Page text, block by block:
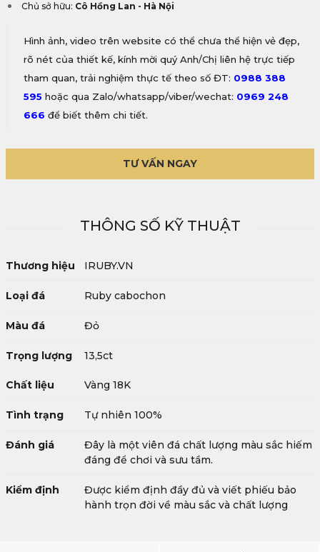
Chủ sở hữu: Cô Hồng Lan - Hà Nội
Hình ảnh, video trên website có thể chưa thể hiện vẻ đẹp,
rõ nét của thiết kế, kính mời quý Anh/Chị liên hệ trực tiếp
tham quan, trải nghiệm thực tế theo số ĐT: 0988 388
595 hoặc qua Zalo/whatsapp/viber/wechat: 0969 248
666 để biết thêm chi tiết.
TƯ VẤN NGAY
THÔNG SỐ KỸ THUẬT
Thương hiệu IRUBY.VN
Loại đá Ruby cabochon
Màu đá Đỏ
Trọng lượng 13,5ct
Chất liệu Vàng 18K
Tình trạng Tự nhiên 100%
Đánh giá
Đây là một viên đá chất lượng màu sắc hiếm
đáng để chơi và sưu tầm.
Kiểm định
Được kiểm định đầy đủ và viết phiếu bảo
hành trọn đời về màu sắc và chất lượng